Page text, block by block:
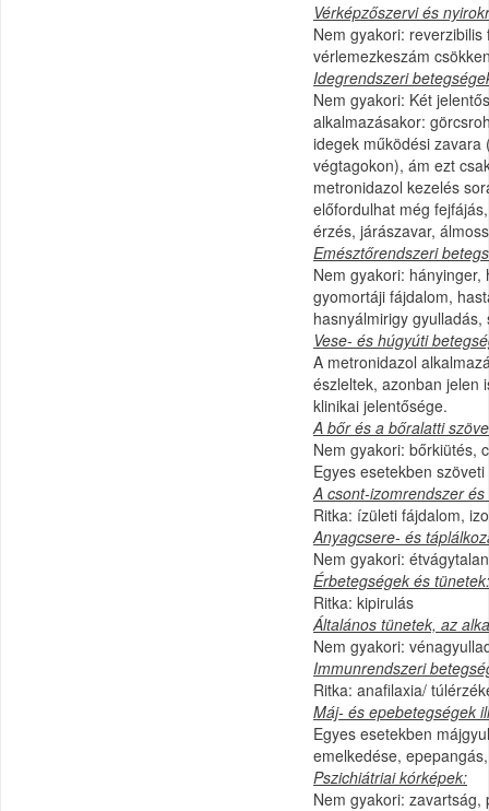
Vérképzőszervi és
Nem gyakori:
vérlemezkeszám
Idegrendszeri
Nem gyakori: Két
alkalmazásakor:
idegek működési zavara
végtagokon), ám ezt
metronidazol kezelés
előfordulhat még
érzés, járászavar,
Emésztőrendszeri
Nem gyakori:
gyomortáji fájdalom,
hasnyálmirigy gyulladás,
Vese- és húgyúti
A metronidazol
észleltek, azonban jelen
klinikai jelentősége.
A bőr és a bőralatti
Nem gyakori: bőrkiütés,
Egyes esetekben
A csont-izomrendszer
Ritka: ízületi fájdalom,
Anyagcsere- és
Nem gyakori:
Érbetegségek és tünetek:
Ritka: kipirulás
Általános tünetek, az
Nem gyakori:
Immunrendszeri
Ritka: anafilaxia/
Máj- és epebetegségek
Egyes esetekben
emelkedése,
Pszichiátriai kórképek:
Nem gyakori: